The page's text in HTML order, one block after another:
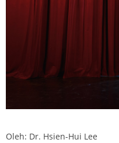
Oleh: Dr. Hsien-Hui Lee